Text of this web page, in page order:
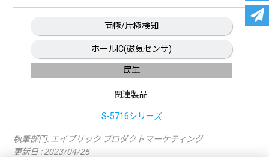
両極/片極検知
ホールIC(磁気センサ)
民生
関連製品:
S-5716シリーズ
執筆部門:エイブリック プロダクトマーケティング
更新日 : 2023/04/25